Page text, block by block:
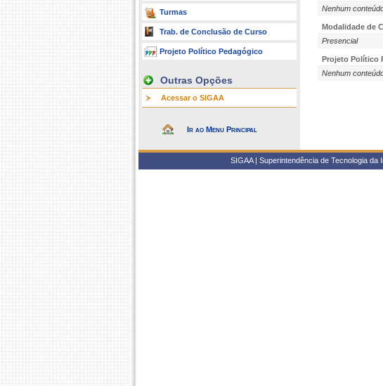
Turmas
Trab. de Conclusão de Curso
Projeto Político Pedagógico
Outras Opções
Acessar o SIGAA
Ir ao Menu Principal
Nenhum
Modalidade de
Presencial
Projeto Político
Nenhum
SIGAA | Superintendência de Tecnologia